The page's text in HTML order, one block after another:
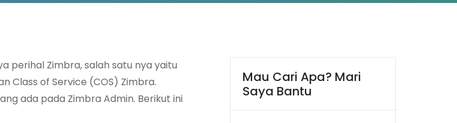
perihal Zimbra, salah satu nya yaitu
Class of Service (COS) Zimbra.
ada pada Zimbra Admin. Berikut ini
Mau Cari Apa? Mari
Saya Bantu